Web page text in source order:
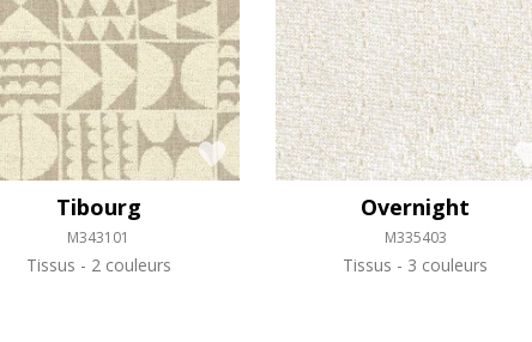
Tibourg
M343101
Tissus 2 couleurs
Overnight
M335403
Tissus 3 couleurs